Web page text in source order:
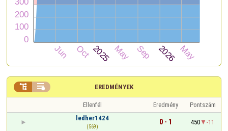
EREDMÉNYEK
 
Ellenfél Eredmény
Pontszám
ledher1424
(569)
0 - 1 450
-11